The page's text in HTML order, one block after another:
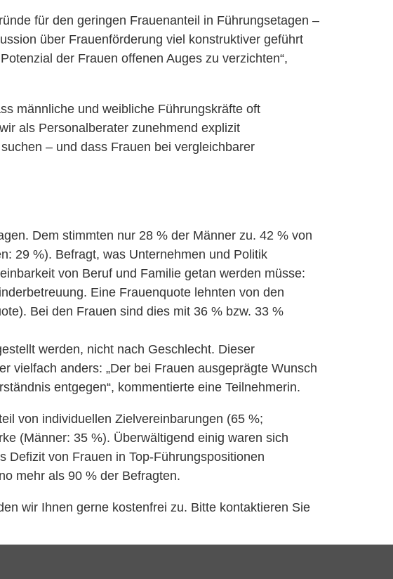
für den geringen Frauenanteil in Führungsetagen –
über Frauenförderung viel konstruktiver geführt
der Frauen offenen Auges zu verzichten“,
männliche und weibliche Führungskräfte oft
als Personalberater zunehmend explizit
– und dass Frauen bei vergleichbarer
Dem stimmten nur 28 % der Männer zu. 42 % von
29 %). Befragt, was Unternehmen und Politik
von Beruf und Familie getan werden müsse:
Eine Frauenquote lehnten von den
Bei den Frauen sind dies mit 36 % bzw. 33 %
werden, nicht nach Geschlecht. Dieser
vielfach anders: „Der bei Frauen ausgeprägte Wunsch
entgegen“, kommentierte eine Teilnehmerin.
von individuellen Zielvereinbarungen (65 %;
(Männer: 35 %). Überwältigend einig waren sich
Defizit von Frauen in Top-Führungspositionen
mehr als 90 % der Befragten.
wir Ihnen gerne kostenfrei zu. Bitte kontaktieren Sie